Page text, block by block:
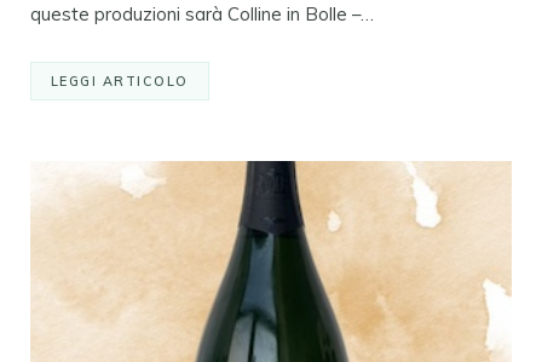
queste produzioni sarà Colline in Bolle –…
LEGGI ARTICOLO